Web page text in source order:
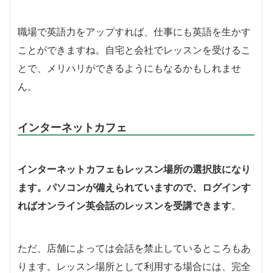
職場で英語力をアップすれば、仕事にも英語を生かす
ことができますね。自宅と会社でレッスンを受けるこ
とで、メリハリができるようにもなるかもしれませ
ん。
インターネットカフェ
インターネットカフェもレッスン場所の選択肢になり
ます。パソコンが備えられていますので、ログインす
ればオンライン英会話のレッスンを受講できます。
ただ、店舗によっては会話を禁止しているところもあ
ります。レッスン場所として利用する場合には、完全